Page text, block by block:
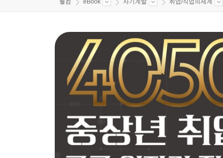
웰컴 eBook 자기계발 취업/직업의세계